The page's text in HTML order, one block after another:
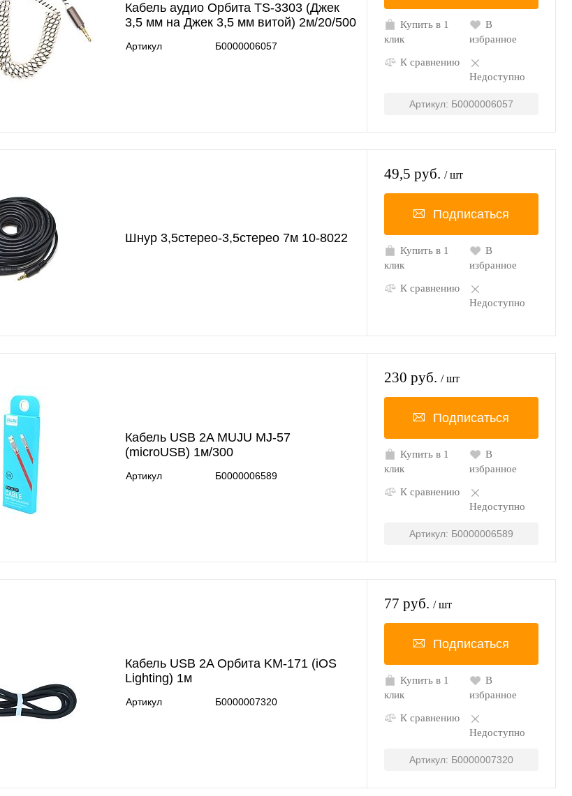
Кабель аудио Орбита TS-3303 (Джек
3,5 мм на Джек 3,5 мм витой) 2м/20/500
Артикул Б0000006057
Купить в 1
клик
В
избранное
К сравнению
Недоступно
Артикул: Б0000006057
Шнур 3,5стерео-3,5стерео 7м 10-8022
49,5 руб. / шт
Подписаться
Купить в 1
клик
В
избранное
К сравнению
Недоступно
Кабель USB 2A MUJU MJ-57
(microUSB) 1м/300
Артикул Б0000006589
230 руб. / шт
Подписаться
Купить в 1
клик
В
избранное
К сравнению
Недоступно
Артикул: Б0000006589
Кабель USB 2A Орбита KM-171 (iOS
Lighting) 1м
Артикул Б0000007320
77 руб. / шт
Подписаться
Купить в 1
клик
В
избранное
К сравнению
Недоступно
Артикул: Б0000007320